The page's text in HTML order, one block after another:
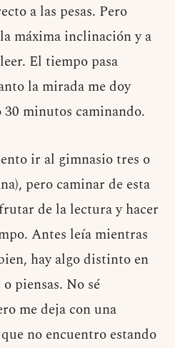
a las pesas. Pero
máxima inclinación y a
El tiempo pasa
la mirada me doy
minutos caminando.
ir al gimnasio tres o
pero caminar de esta
de la lectura y hacer
Antes leía mientras
hay algo distinto en
piensas. No sé
me deja con una
no encuentro estando